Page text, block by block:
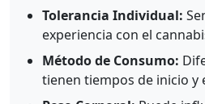
Tolerancia Individual:
experiencia con el
Método de Consumo:
tienen tiempos de inicio y